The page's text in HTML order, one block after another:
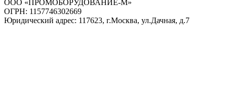
ООО «ПРОМОБОРУДОВАНИЕ-М»
ОГРН: 1157746302669
Юридический адрес: 117623, г.Москва, ул.Дачная, д.7